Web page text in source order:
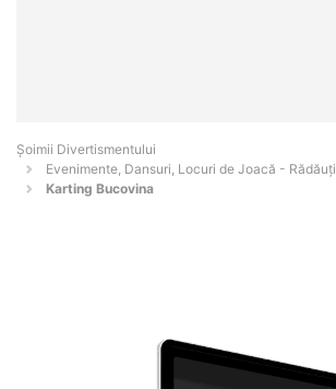
Şoimii Divertismentului
Evenimente, Dansuri, Locuri de Joacă - Rădăuţi
Karting Bucovina